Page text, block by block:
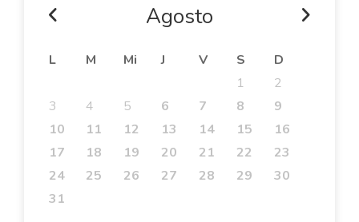
Agosto
L M Mi J V S
D
1
2
3
4 5 6 7 8
9
10
11 12 13 14 15
16
17
18 19 20 21 22
23
24
25 26 27 28 29
30
31